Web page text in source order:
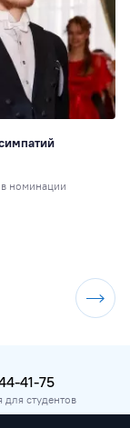
номинации
41-75
для студентов